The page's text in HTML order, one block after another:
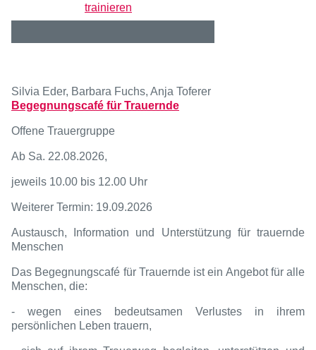
trainieren
Silvia Eder, Barbara Fuchs, Anja Toferer
Begegnungscafé für Trauernde
Offene Trauergruppe
Ab Sa. 22.08.2026,
jeweils 10.00 bis 12.00 Uhr
Weiterer Termin: 19.09.2026
Austausch, Information und Unterstützung für trauernde
Menschen
Das Begegnungscafé für Trauernde ist ein Angebot für alle
Menschen, die:
- wegen eines bedeutsamen Verlustes in ihrem
persönlichen Leben trauern,